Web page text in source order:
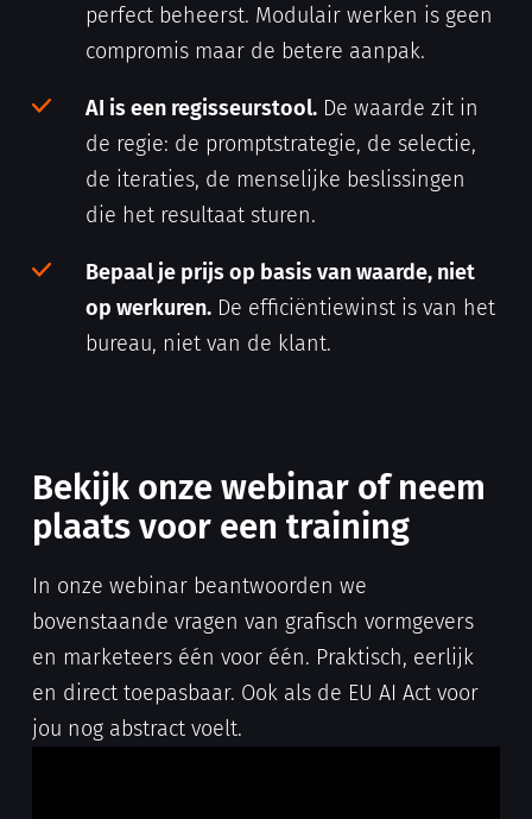
perfect beheerst. Modulair werken is geen
compromis maar de betere aanpak.
AI is een regisseurstool. De waarde zit in
de regie: de promptstrategie, de selectie,
de iteraties, de menselijke beslissingen
die het resultaat sturen.
Bepaal je prijs op basis van waarde, niet
op werkuren. De efficiëntiewinst is van het
bureau, niet van de klant.
Bekijk onze webinar of neem
plaats voor een training
In onze webinar beantwoorden we
bovenstaande vragen van grafisch vormgevers
en marketeers één voor één. Praktisch, eerlijk
en direct toepasbaar. Ook als de EU AI Act voor
jou nog abstract voelt.